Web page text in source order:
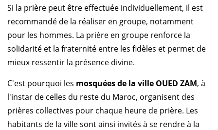
Si la prière peut être effectuée individuellement, il est
recommandé de la réaliser en groupe, notamment
pour les hommes. La prière en groupe renforce la
solidarité et la fraternité entre les fidèles et permet de
mieux ressentir la présence divine.
C'est pourquoi les mosquées de la ville OUED ZAM, à
l'instar de celles du reste du Maroc, organisent des
prières collectives pour chaque heure de prière. Les
habitants de la ville sont ainsi invités à se rendre à la